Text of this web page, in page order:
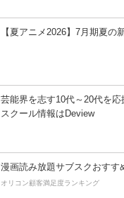
【夏アニメ2026】7月期夏の
芸能界を志す10代～20代を応
スクール情報はDeview
漫画読み放題サブスクおすす
オリコン顧客満足度ランキング